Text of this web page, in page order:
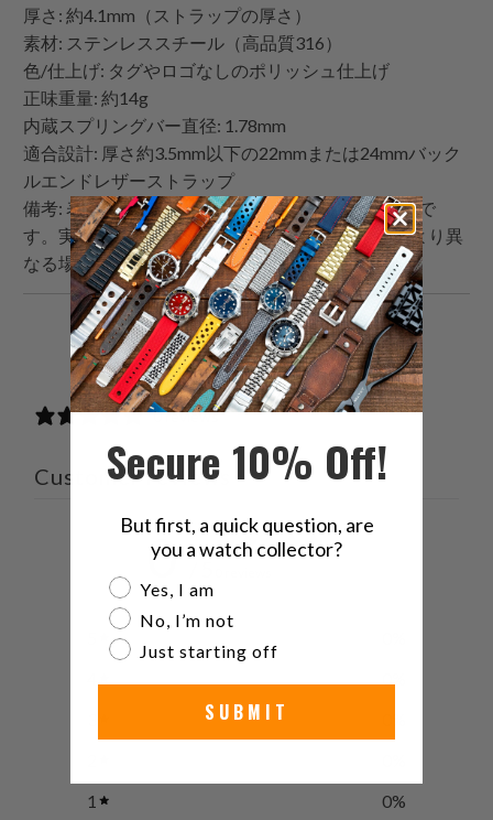
厚さ: 約4.1mm（ストラップの厚さ）
素材: ステンレススチール（高品質316）
色/仕上げ: タグやロゴなしのポリッシュ仕上げ
正味重量: 約14g
内蔵スプリングバー直径: 1.78mm
適合設計: 厚さ約3.5mm以下の22mmまたは24mmバック
ルエンドレザーストラップ
備考: 表示されているすべての画像は説明目的のみで
す。実際の製品は、色やロゴなどの製品の改良により異
なる場合があります。
こ
の
内
を
Twitter
共
有
す
る
Facebook
で
共
す
る
Pinterest
で
共
す
る
こ
の
メ
ル
を
達
に
0 reviews
Customer reviews
0
1
0%
Secure 10% Off!
But first, a quick question, are
you a watch collector?
Are you a watch collector?
Yes, I am
No, I’m not
Just starting off
SUBMIT